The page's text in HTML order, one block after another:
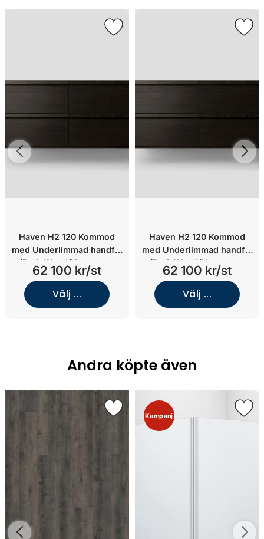
Haven H2 120 Kommod
med Underlimmad handfat
(Dark Wood/Norrvange
Ivory/Underlimmat brons)
62 100 kr/st
Välj ...
Haven H2 120 Kommod
med Underlimmad handfat
(Dark Wood/Norrvange
Beige/Underlimmat svart
krom)
62 100 kr/st
Välj ...
Andra köpte även
Kampanj